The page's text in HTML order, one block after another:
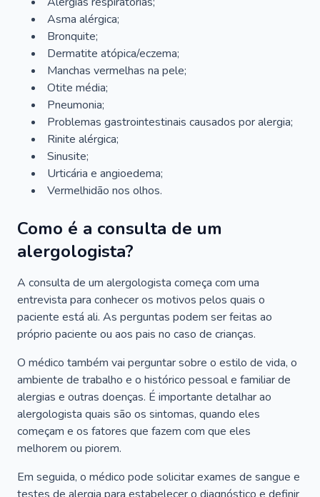
Asma alérgica;
Bronquite;
Dermatite atópica/eczema;
Manchas vermelhas na pele;
Otite média;
Pneumonia;
Problemas gastrointestinais causados por alergia;
Rinite alérgica;
Sinusite;
Urticária e angioedema;
Vermelhidão nos olhos.
Como é a consulta de um
alergologista?
A consulta de um alergologista começa com uma
entrevista para conhecer os motivos pelos quais o
paciente está ali. As perguntas podem ser feitas ao
próprio paciente ou aos pais no caso de crianças.
O médico também vai perguntar sobre o estilo de vida, o
ambiente de trabalho e o histórico pessoal e familiar de
alergias e outras doenças. É importante detalhar ao
alergologista quais são os sintomas, quando eles
começam e os fatores que fazem com que eles
melhorem ou piorem.
Em seguida, o médico pode solicitar exames de sangue e